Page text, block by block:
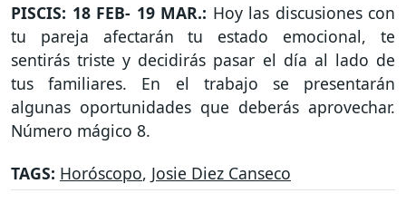
PISCIS: 18 FEB- 19 MAR.: Hoy las discusiones con
tu pareja afectarán tu estado emocional, te
sentirás triste y decidirás pasar el día al lado de
tus familiares. En el trabajo se presentarán
algunas oportunidades que deberás aprovechar.
Número mágico 8.
TAGS: Horóscopo, Josie Diez Canseco